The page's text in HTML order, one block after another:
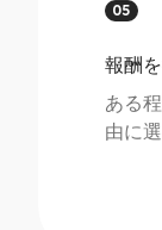
05
報酬
ある
由に